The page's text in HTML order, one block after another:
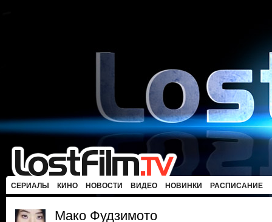
СЕРИАЛЫ КИНО НОВОСТИ ВИДЕО НОВИНКИ РАСПИСАНИЕ
Мако Фудзимото